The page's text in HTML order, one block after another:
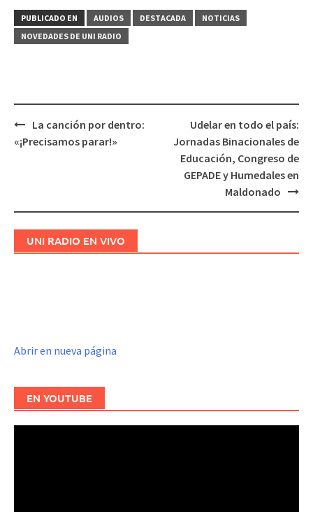
PUBLICADO EN AUDIOS DESTACADA
NOTICIAS
NOVEDADES DE UNI RADIO
Navegación
de
La canción por dentro:
«¡Precisamos parar!»
Udelar en todo el país:
Jornadas Binacionales de
Educación, Congreso de
GEPADE y Humedales en
Maldonado
UNI RADIO EN VIVO
Abrir en nueva página
EN YOUTUBE